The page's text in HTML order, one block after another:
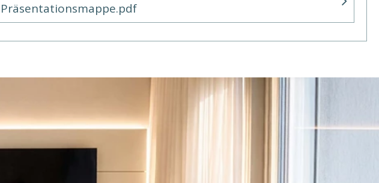
Präsentationsmappe.pdf